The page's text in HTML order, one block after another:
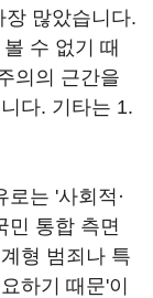
많았습니다.
수 없기 때
의의 근간을
다. 기타는 1.
는 '사회적·
민 통합 측면
형 범죄나 특
하기 때문'이